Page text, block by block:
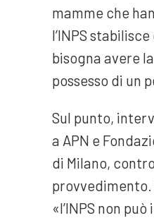
mamme che
l’INPS
bisogna avere
possesso di un
Sul punto,
a APN e
di Milano,
«l’INPS non